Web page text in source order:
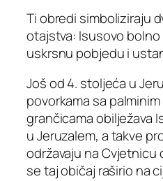
Ti obredi simboliziraju
otajstva: Isusovo
uskrsnu pobjedu i
Još od 4. stoljeća u
povorkama sa
grančicama obilježava
u Jeruzalem, a takve
održavaju na Cvjetnicu
se taj običaj raširio na